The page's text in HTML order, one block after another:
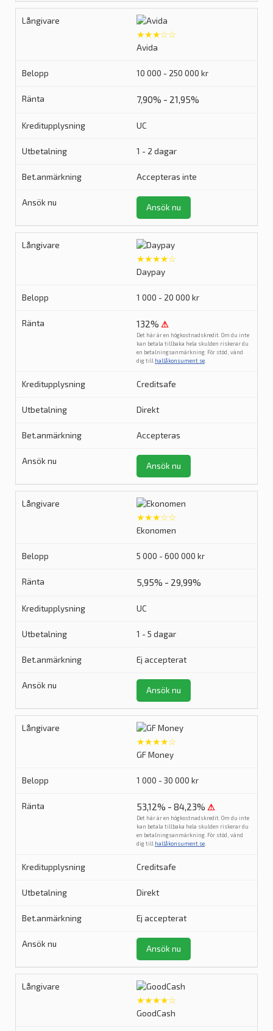
★★★☆☆
Avida
10 000 - 250 000 kr
7,90% - 21,95%
UC
1 - 2 dagar
Accepteras inte
Ansök nu
★★★★☆
Daypay
1 000 - 20 000 kr
132% ⚠
Det här är en högkostnadskredit. Om du inte
kan betala tillbaka hela skulden riskerar du
en betalningsanmärkning. För stöd, vänd
dig till hallåkonsument.se
Creditsafe
Direkt
Accepteras
Ansök nu
★★★☆☆
Ekonomen
5 000 - 600 000 kr
5,95% - 29,99%
UC
1 - 5 dagar
Ej accepterat
Ansök nu
★★★★☆
GF Money
1 000 - 30 000 kr
53,12% - 84,23% ⚠
Det här är en högkostnadskredit. Om du inte
kan betala tillbaka hela skulden riskerar du
en betalningsanmärkning. För stöd, vänd
dig till hallåkonsument.se
Creditsafe
Direkt
Ej accepterat
Ansök nu
★★★★☆
GoodCash